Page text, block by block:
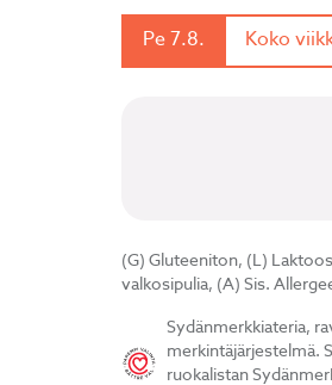
Pe 7.8. Koko
(G) Gluteeniton, (L)
valkosipulia, (A) Sis.
Sydänmerkkiateria,
merkintäjärjestelmä.
ruokalistan